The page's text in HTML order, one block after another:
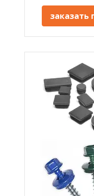
заказать